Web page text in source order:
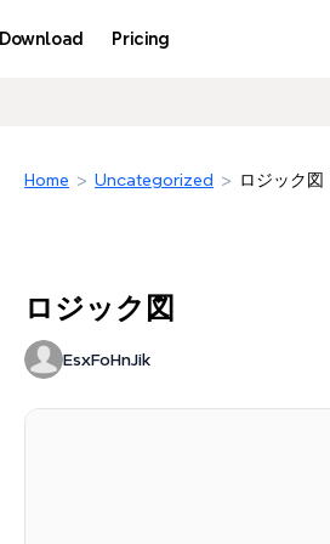
Download Pricing
Home > Uncategorized > ロジック図
ロジック図
EsxFoHnJik